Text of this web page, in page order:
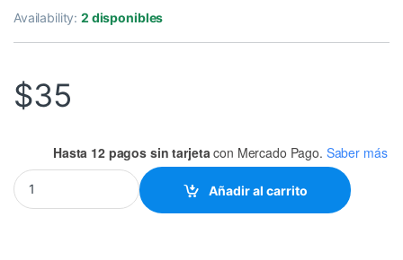
Availability:2 disponibles
$35
Hasta 12 pagos sin tarjeta con Mercado Pago. Saber más
CABLE PARA AUDIO 6.3MONO- 3.5ESTEREO 1.8MTS quantity
Añadir al carrito